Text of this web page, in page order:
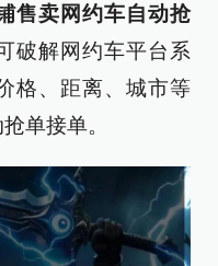
售卖网约车自动抢
破解网约车平台系
格、距离、城市等
单接单。